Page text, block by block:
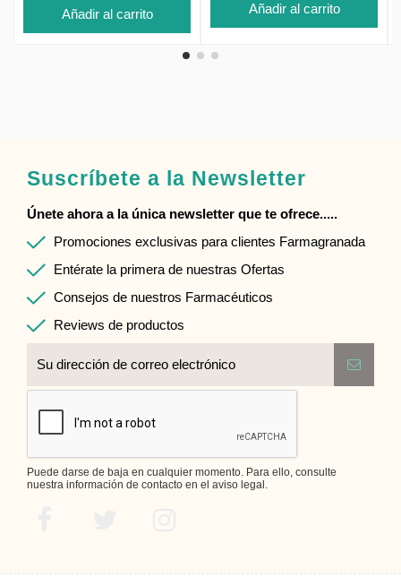
Añadir al carrito Añadir al carrito
Suscríbete a la Newsletter
Únete ahora a la única newsletter que te ofrece.....
Promociones exclusivas para clientes Farmagranada
Entérate la primera de nuestras Ofertas
Consejos de nuestros Farmacéuticos
Reviews de productos
Puede darse de baja en cualquier momento. Para ello, consulte
nuestra información de contacto en el aviso legal.